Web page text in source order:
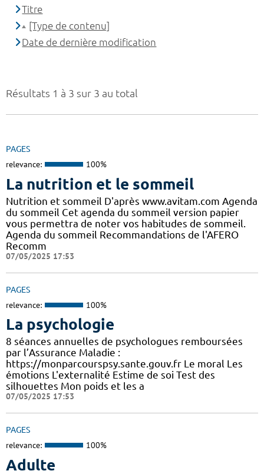
Résultats 1 à 3 sur 3 au total
PAGES
relevance: 100%
La nutrition et le sommeil
Nutrition et sommeil D'après www.avitam.com Agenda
du sommeil Cet agenda du sommeil version papier
vous permettra de noter vos habitudes de sommeil.
Agenda du sommeil Recommandations de l'AFERO
Recomm
07/05/2025 17:53
PAGES
relevance: 100%
La psychologie
8 séances annuelles de psychologues remboursées
par l’Assurance Maladie :
https://monparcourspsy.sante.gouv.fr Le moral Les
émotions L'externalité Estime de soi Test des
silhouettes Mon poids et les a
07/05/2025 17:53
PAGES
relevance: 100%
Adulte
Titre
[Type de contenu]
Date de dernière modification